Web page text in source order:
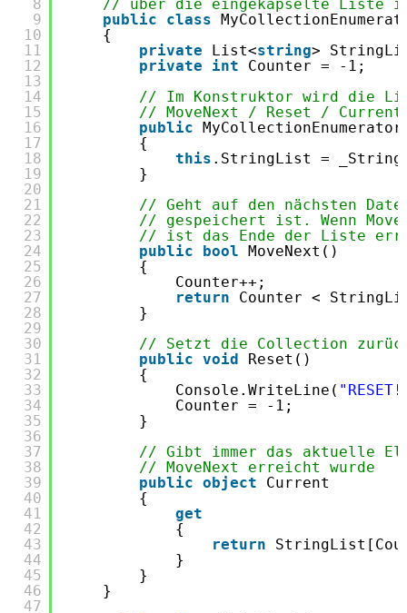
8
9
10
11
12
13
14
15
16
17
18
19
20
21
22
23
24
25
26
27
28
29
30
31
32
33
34
35
36
37
38
39
40
41
42
43
44
45
46
47
// über die eingekapselte Liste
public
class
{
private
List<string>
private
int
Counter = -1;
// Im Konstruktor wird die
// MoveNext / Reset / Current
public
{
this .StringList =
}
// Geht auf den nächsten
// gespeichert ist. Wenn
// ist das Ende der Liste
public
bool
MoveNext()
{
Counter++;
return
Counter <
}
// Setzt die Collection
public void
Reset()
{
Console.WriteLine(
Counter = -1;
}
// Gibt immer das aktuelle
// MoveNext erreicht wurde
public object
Current
{
get
{
return
}
}
}